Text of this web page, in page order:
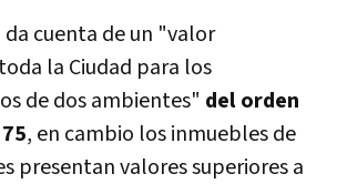
cuenta de un "valor
la Ciudad para los
de dos ambientes" del orden
, en cambio los inmuebles de
presentan valores superiores a